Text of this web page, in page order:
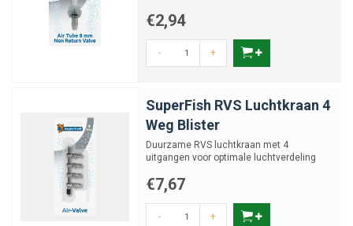
€2,94
- +
SuperFish RVS Luchtkraan 4
Weg Blister
Duurzame RVS luchtkraan met 4
uitgangen voor optimale luchtverdeling
€7,67
- +